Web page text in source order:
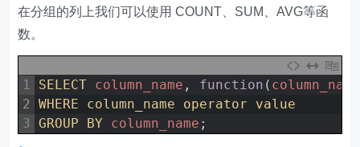
在分组的列上我们可以使用 COUNT、SUM、AVG等函
数。
1
2
3
SELECT column_name , function ( column_name
WHERE column_name operator value
GROUP BY column_name ;